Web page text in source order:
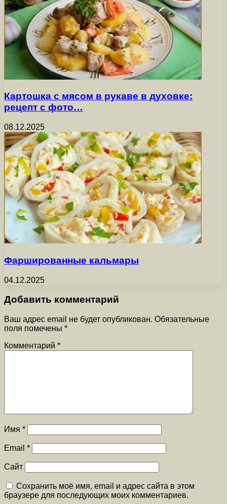
Картошка с мясом в рукаве в духовке:
рецепт с фото…
08.12.2025
Фаршированные кальмары
04.12.2025
Добавить комментарий
Ваш адрес email не будет опубликован. Обязательные
поля помечены *
Комментарий *
Имя *
Email *
Сайт
Сохранить моё имя, email и адрес сайта в этом
браузере для последующих моих комментариев.